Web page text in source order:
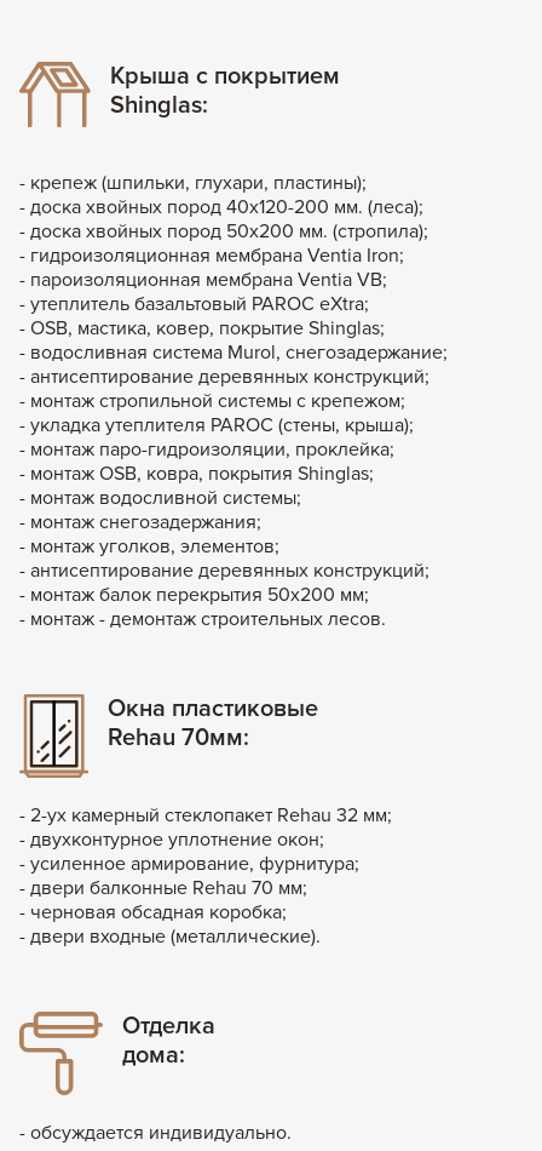
Крыша с покрытием
Shinglas:
- крепеж (шпильки, глухари, пластины);
- доска хвойных пород 40х120-200 мм. (леса);
- доска хвойных пород 50х200 мм. (стропила);
- гидроизоляционная мембрана Ventia Iron;
- пароизоляционная мембрана Ventia VB;
- утеплитель базальтовый PAROC eXtra;
- OSB, мастика, ковер, покрытие Shinglas;
- водосливная система Murol, снегозадержание;
- антисептирование деревянных конструкций;
- монтаж стропильной системы с крепежом;
- укладка утеплителя PAROC (стены, крыша);
- монтаж паро-гидроизоляции, проклейка;
- монтаж OSB, ковра, покрытия Shinglas;
- монтаж водосливной системы;
- монтаж снегозадержания;
- монтаж уголков, элементов;
- антисептирование деревянных конструкций;
- монтаж балок перекрытия 50х200 мм;
- монтаж - демонтаж строительных лесов.
Окна пластиковые
Rehau 70мм:
- 2-ух камерный стеклопакет Rehau 32 мм;
- двухконтурное уплотнение окон;
- усиленное армирование, фурнитура;
- двери балконные Rehau 70 мм;
- черновая обсадная коробка;
- двери входные (металлические).
Отделка
дома:
- обсуждается индивидуально.